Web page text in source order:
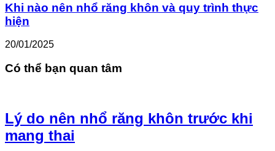
Khi nào nên nhổ răng khôn và quy trình thực
hiện
20/01/2025
Có thể bạn quan tâm
Lý do nên nhổ răng khôn trước khi
mang thai